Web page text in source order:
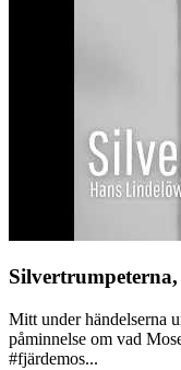
Mitt under händelserna
påminnelse om vad
#fjärdemos...